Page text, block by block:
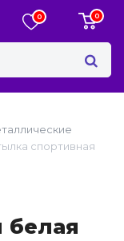
0 0
спортивная
белая